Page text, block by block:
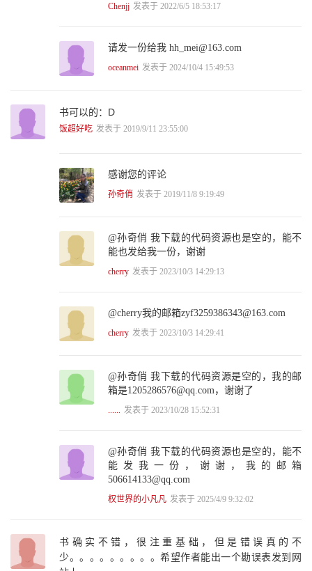
10.2 正向传播信息 251
10.4.1 基于随机梯度下降的BP算法 265
10.4.2 输出层神经元的权值训练 267
10.4.3 隐含层神经元的权值训练 270
10.4.5 关于BP算法的补充说明 278
10.5 BP算法实战详细解释 280
10.5.1 初始化网络 280
10.5.4 训练网络（解决异或问题） 288
10.5.5 利用BP算法预测小麦品种的分类 293
10.6 本章小结 301
参考资料 304
第11章 一骑红尘江湖笑，TensorFlow谷歌造 305
11.1 TensorFlow概述 306
11.2 深度学习框架比较 309
11.2.3 Caffe 311
11.2.4 PyTorch 312
11.3 TensorFlow的安装 313
11.3.2 TensorFlow的CPU版本安装 315
11.3.3 TensorFlow的源码编译 323
11.4 Jupyter Notebook的使用 331
11.4.1 Jupyter Notebook的由来 331
11.5.1 什么是数据流图 338
11.5.2 构建第一个TensorFlow数据流图 339
11.5.3 可视化展现的TensorBoard 342
11.5.4 TensorFlow的张量思维 346
11.5.7 TensorFlow中的Graph对象 356
11.5.8 TensorFlow中的Session 358
11.5.9 TensorFlow中的placeholder 361
Chenjj 发表于 2022/6/5 18:53:17
请发一份给我 hh_mei@163.com
oceanmei 发表于 2024/10/4 15:49:53
书可以的：D
饭超好吃 发表于 2019/9/11 23:55:00
感谢您的评论
孙奇俏 发表于 2019/11/8 9:19:49
@孙奇俏 我下载的代码资源也是空的，能不
能也发给我一份，谢谢
cherry 发表于 2023/10/3 14:29:13
@cherry我的邮箱zyf3259386343@163.com
cherry 发表于 2023/10/3 14:29:41
@孙奇俏 我下载的代码资源是空的，我的邮
箱是1205286576@qq.com，谢谢了
发表于 2023/10/28 15:52:31
@孙奇俏 我下载的代码资源也是空的，能不
能发我一份，谢谢，我的邮箱
506614133@qq.com
权世界的小凡凡 发表于 2025/4/9 9:32:02
书确实不错，很注重基础，但是错误真的不
少。。。。。。。。。希望作者能出一个勘误表发到网